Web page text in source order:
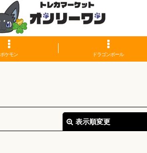
ポケモン ドラゴンボール
表示順変更